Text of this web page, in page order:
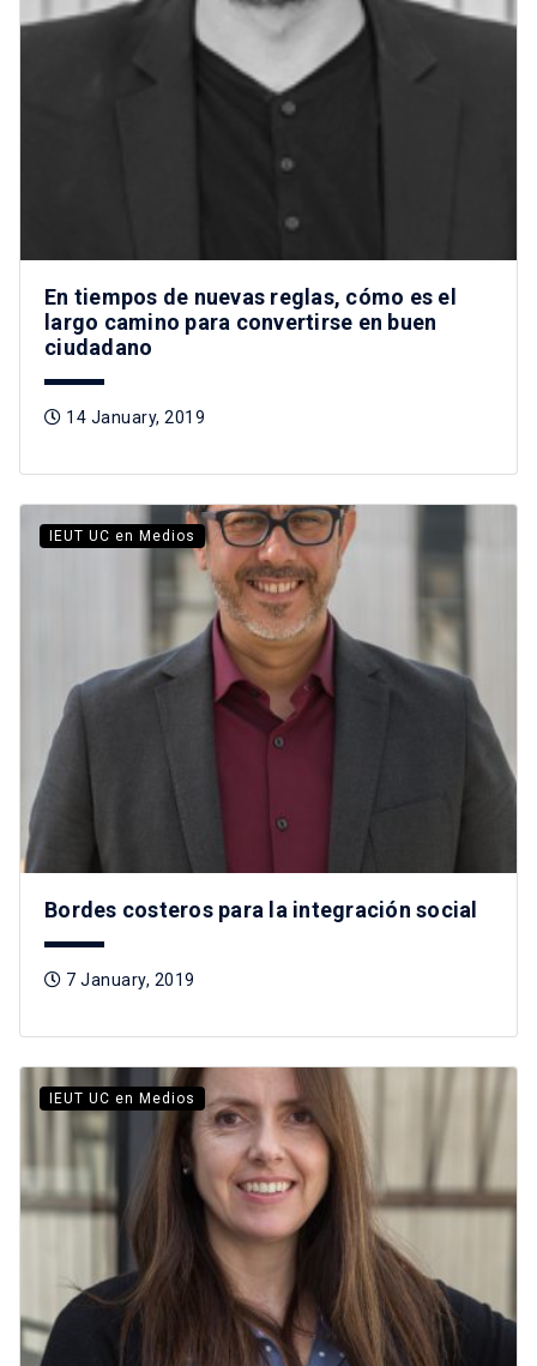
En tiempos de nuevas reglas, cómo es el
largo camino para convertirse en buen
ciudadano
14 January, 2019
IEUT UC en Medios
Bordes costeros para la integración social
7 January, 2019
IEUT UC en Medios